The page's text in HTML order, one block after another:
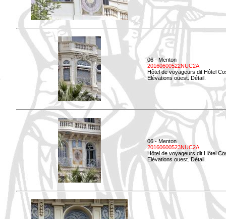
06 - Menton
20160600522NUC2A
Hôtel de voyageurs dit Hôtel
Elévations ouest. Détail.
06 - Menton
20160600523NUC2A
Hôtel de voyageurs dit Hôtel
Elévations ouest. Détail.